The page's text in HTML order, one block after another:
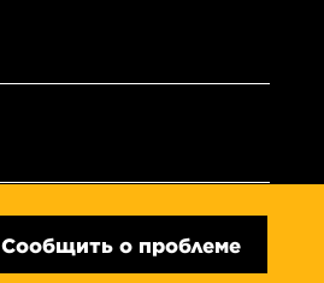
Сообщить о проблеме